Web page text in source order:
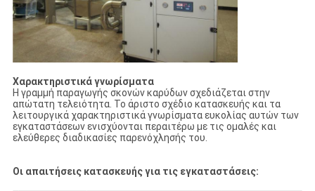
Χαρακτηριστικά γνωρίσματα
Η γραμμή παραγωγής σκονών καρύδων σχεδιάζεται στην
απώτατη τελειότητα. Το άριστο σχέδιο κατασκευής και τα
λειτουργικά χαρακτηριστικά γνωρίσματα ευκολίας αυτών των
εγκαταστάσεων ενισχύονται περαιτέρω με τις ομαλές και
ελεύθερες διαδικασίες παρενόχλησής του.
Οι απαιτήσεις κατασκευής για τις εγκαταστάσεις: